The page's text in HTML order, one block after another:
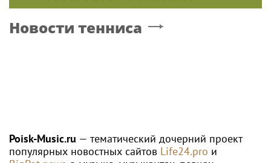
Новости тенниса
Poisk-Music.ru — тематический дочерний проект
популярных новостных сайтов Life24.pro и